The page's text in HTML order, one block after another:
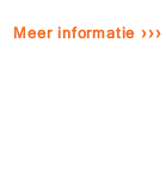
Meer informatie ›››